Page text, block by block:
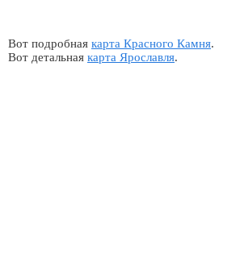
Вот подробная карта Красного Камня.
Вот детальная карта Ярославля.